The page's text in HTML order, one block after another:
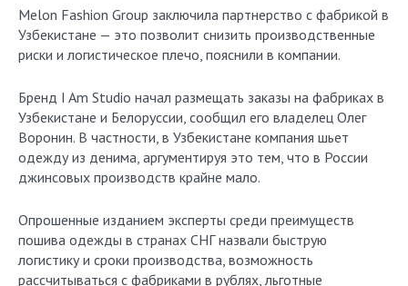
Melon Fashion Group заключила партнерство с фабрикой в
Узбекистане — это позволит снизить производственные
риски и логистическое плечо, пояснили в компании.
Бренд I Am Studio начал размещать заказы на фабриках в
Узбекистане и Белоруссии, сообщил его владелец Олег
Воронин. В частности, в Узбекистане компания шьет
одежду из денима, аргументируя это тем, что в России
джинсовых производств крайне мало.
Опрошенные изданием эксперты среди преимуществ
пошива одежды в странах СНГ назвали быструю
логистику и сроки производства, возможность
рассчитываться с фабриками в рублях, льготные